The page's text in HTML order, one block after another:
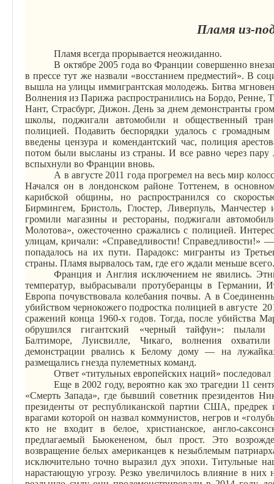
Пламя из-
Пламя всегда прорывается неожиданно.
В октябре 2005 года во Франции совершенно
в прессе тут же назвали «восстанием предместий». В
вышла на улицы иммигрантская молодежь. Битва
Волнения из Парижа распространились на Бордо, Ренне,
Нант, Страсбург, Дижон. День за днем демонстранты
школы, поджигали автомобили и общественный
полицией. Подавить беспорядки удалось с
введены цензура и комендантский час, полиция
потом были высланы из страны. И все равно через пару
вспыхнули во Франции вновь.
А в августе 2011 года прогремел на весь мир
Начался он в лондонском районе Тоттенем, в
карибской общины, но распространился со
Бирмингем, Бристоль, Глостер, Ливерпуль,
громили магазины и рестораны, поджигали
Молотова», ожесточенно сражались с полицией.
улицам, кричали: «Справедливости! Справедливости!»
попадалось на их пути. Парадокс: мигранты изТ
страны. Пламя вырвалось там, где его ждали меньше всего.
Франция и Англия исключением не явились.
температур, выбрасывали протуберанцы в
Европа почувствовала колебания почвы. А в
убийством чернокожего подростка полицией в августе
сражений конца 1960-х годов. Тогда, после убийства
обрушился гигантский «черный тайфун»:
Балтиморе, Луисвилле, Чикаго, волнения
демонстрации рвались к Белому дому — на
размещались гнезда пулеметных команд.
Ответ «титульных европейских наций» последовал
Еще в 2002 году, вероятно как эхо трагедии 11
«Смерть Запада», где бывший советник президентов
президенты от республиканской партии США, предрек
врагами которой он назвал коммунистов, негров и
кто не входит в белое, христианское, англо-
предлагаемый Бьюкененом, был прост. Это
возвращение белых американцев к незыблемым
исключительно точно выразил дух эпохи. Титульные
нарастающую угрозу. Резко увеличилось влияние в них